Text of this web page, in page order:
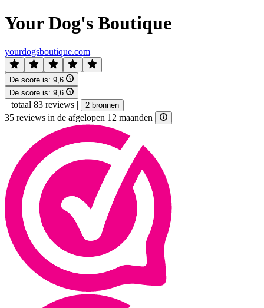
Your Dog's Boutique
yourdogsboutique.com
De score is: 9,6
De score is: 9,6
| totaal 83 reviews | 2 bronnen
35 reviews in de afgelopen 12 maanden